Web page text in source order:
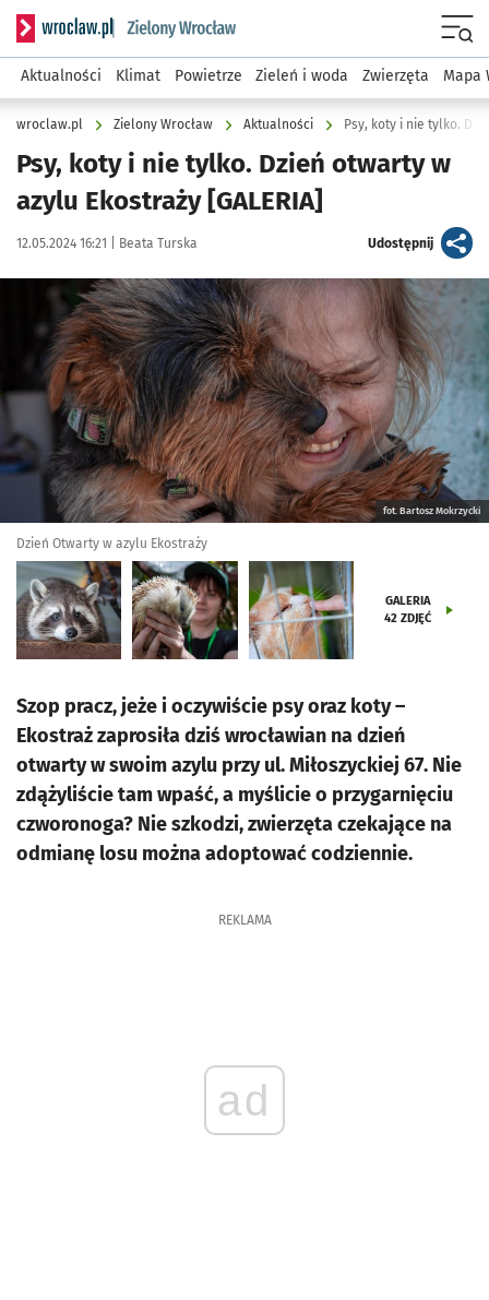
Serwis informacyjny wroclaw.pl podserwis: Środowisko we
Aktualności Klimat Powietrze Zieleń i woda Zwierzęta Mapa
wroclaw.pl Zielony Wrocław Aktualności Psy, koty i nie tylko.
Psy, koty i nie tylko. Dzień otwarty w
azylu Ekostraży [GALERIA]
Data publikacji:
12.05.2024 16:21 | Autor:
Beata Turska Udostępnijartykuł
Kliknij, aby zobaczyć galerię
fot. Bartosz Mokrzycki
Dzień Otwarty w azylu Ekostraży
GALERIA
42 ZDJĘĆ
Szop pracz, jeże i oczywiście psy oraz koty –
Ekostraż zaprosiła dziś wrocławian na dzień
otwarty w swoim azylu przy ul. Miłoszyckiej 67. Nie
zdążyliście tam wpaść, a myślicie o przygarnięciu
czworonoga? Nie szkodzi, zwierzęta czekające na
odmianę losu można adoptować codziennie.
REKLAMA
ad